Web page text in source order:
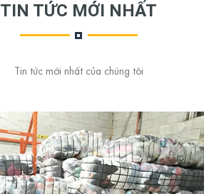
TIN TỨC MỚI NHẤT
Tin tức mới nhất của chúng tôi